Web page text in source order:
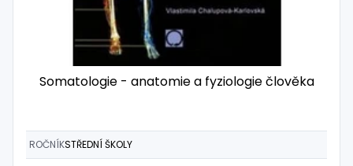
Somatologie - anatomie a fyziologie člověka
ROČNÍKSTŘEDNÍ ŠKOLY